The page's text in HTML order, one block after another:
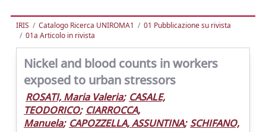
IRIS Catalogo Ricerca UNIROMA1
01 Pubblicazione su rivista
01a Articolo in rivista
Nickel and blood counts in workers
exposed to urban stressors
ROSATI, Maria Valeria; CASALE,
TEODORICO; CIARROCCA,
Manuela; CAPOZZELLA, ASSUNTINA; SCHIFANO,